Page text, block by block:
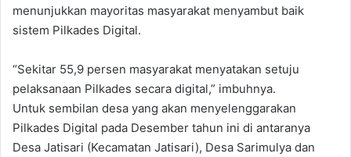
menunjukkan mayoritas masyarakat menyambut baik
sistem Pilkades Digital.
“Sekitar 55,9 persen masyarakat menyatakan setuju
pelaksanaan Pilkades secara digital,” imbuhnya.
Untuk sembilan desa yang akan menyelenggarakan
Pilkades Digital pada Desember tahun ini di antaranya
Desa Jatisari (Kecamatan Jatisari), Desa Sarimulya dan